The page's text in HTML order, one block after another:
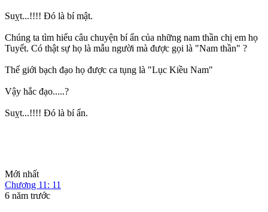
Suỵt...!!!! Đó là bí mật.
Chúng ta tìm hiểu câu chuyện bí ẩn của những nam thần chị em họ
Tuyết. Có thật sự họ là mẫu người mà được gọi là "Nam thần" ?
Thế giới bạch đạo họ được ca tụng là "Lục Kiều Nam"
Vậy hắc đạo.....?
Suỵt...!!!! Đó là bí ẩn.
Mới nhất
Chương 11: 11
6 năm trước